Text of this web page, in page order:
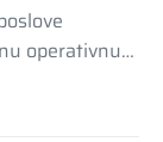
operativnu…